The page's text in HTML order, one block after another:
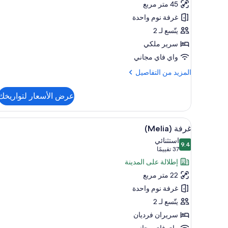
The
Level
45 متر مربع
غرفة نوم واحدة
يتّسع لـ 2
سرير ملكي
واي فاي مجاني
المزيد من التفاصيل
المزيد
Junior
Suite
The
Level
عرض الأسعار
استعراض
جميع
صور
غرفة
(Melia)
ميني بار وخزنة داخل الغرفة
7
غرفة (Melia)
9.49.4 من 10
استثنائي
37 تقييمًا
(37
تقييمًا)
إطلالة على المدينة
22 متر مربع
غرفة نوم واحدة
يتّسع لـ 2
سريران فرديان